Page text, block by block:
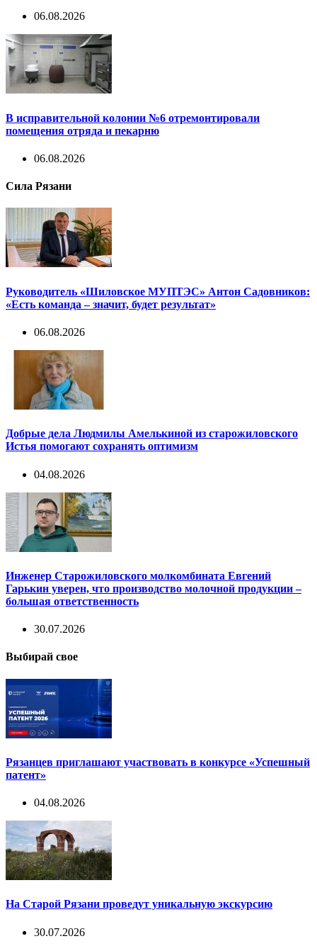
06.08.2026
В исправительной колонии №6 отремонтировали
помещения отряда и пекарню
06.08.2026
Сила Рязани
Руководитель «Шиловское МУПТЭС» Антон Садовников:
«Есть команда – значит, будет результат»
06.08.2026
Добрые дела Людмилы Амелькиной из старожиловского
Истья помогают сохранять оптимизм
04.08.2026
Инженер Старожиловского молкомбината Евгений
Гарькин уверен, что производство молочной продукции –
большая ответственность
30.07.2026
Выбирай свое
Рязанцев приглашают участвовать в конкурсе «Успешный
патент»
04.08.2026
На Старой Рязани проведут уникальную экскурсию
30.07.2026